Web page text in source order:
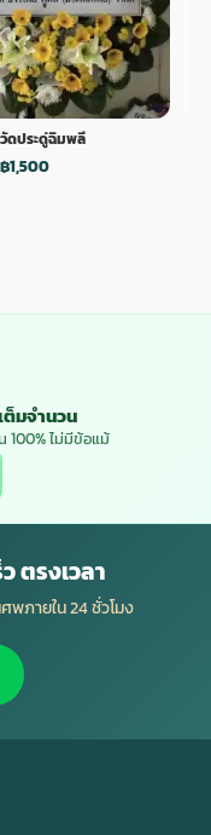
ดประดู่ฉิมพลี
฿1,500
ต็มจำนวน
100% ไม่มีข้อแม้
ตรงเวลา
พภายใน 24 ชั่วโมง